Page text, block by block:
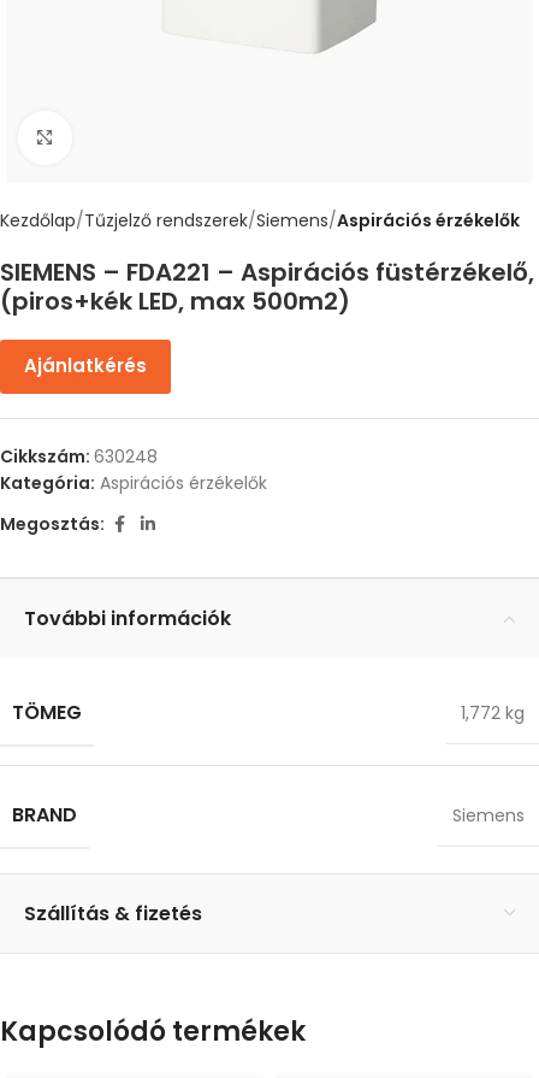
Kezdőlap Tűzjelző rendszerek Siemens Aspirációs érzékelők
SIEMENS – FDA221 – Aspirációs füstérzékelő,
(piros+kék LED, max 500m2)
Ajánlatkérés
Cikkszám: 630248
Kategória: Aspirációs érzékelők
Megosztás:
További információk
TÖMEG 1,772 kg
BRAND Siemens
Szállítás & fizetés
Kapcsolódó termékek